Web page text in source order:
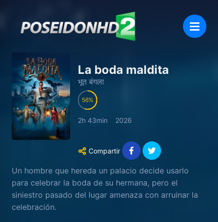
La boda maldita
भूत बंगला
56
2h 43min 2026
Compartir
Un hombre que hereda un palacio decide usarlo
para celebrar la boda de su hermana, pero el
siniestro pasado del lugar amenaza con arruinar la
celebración.